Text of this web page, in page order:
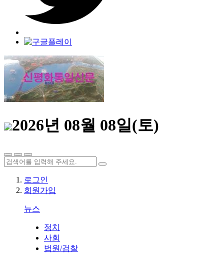
2026년 08월 08일(토)
로그인
회원가입
뉴스
정치
사회
법원/검찰